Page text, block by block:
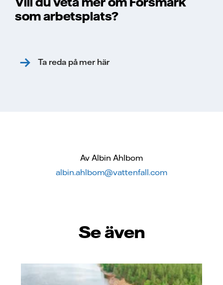
som arbetsplats?
Ta reda på mer här
Av Albin Ahlbom
albin.ahlbom@vattenfall.com
Se även